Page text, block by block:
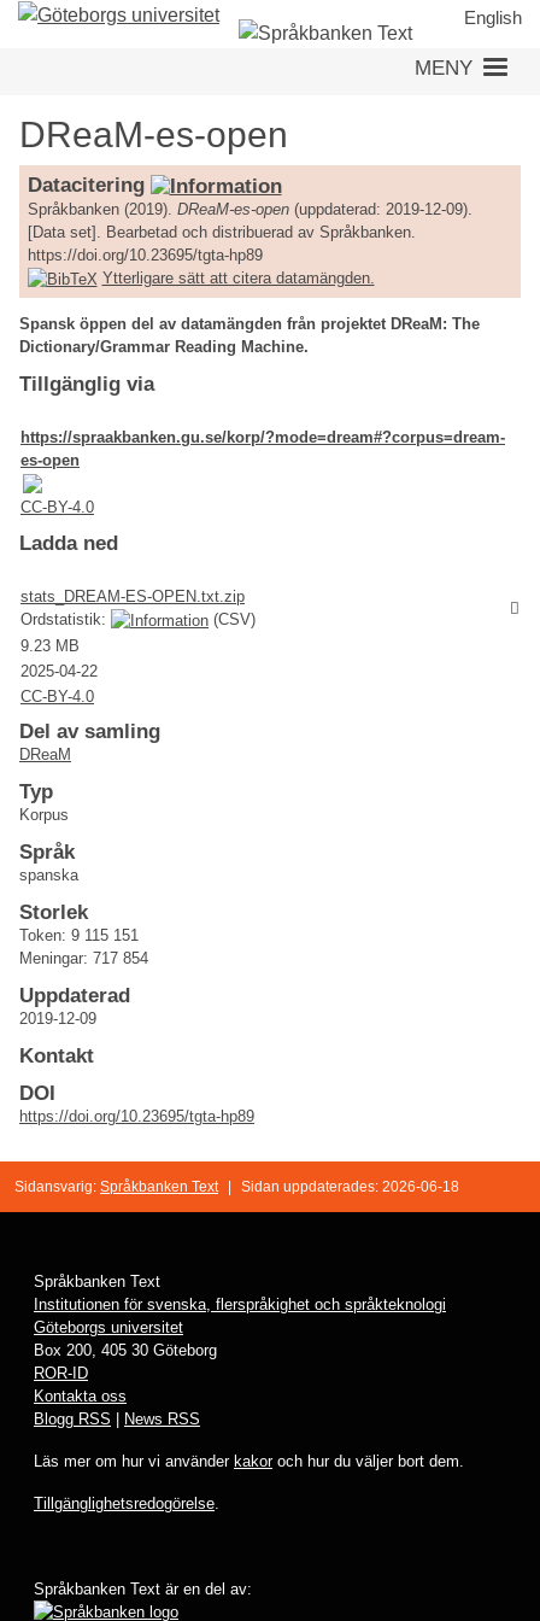
Hoppa
English
MENY
DReaM-es-open
Datacitering
Språkbanken (2019). DReaM-es-open(uppdaterad: 2019-12-09).
[Data set]. Bearbetad och distribuerad av Språkbanken.
https://doi.org/10.23695/tgta-hp89
Ytterligare sätt att citera datamängden.
Spansk öppen del av datamängden från projektet DReaM: The
Dictionary/Grammar Reading Machine.
Tillgänglig via
https://spraakbanken.gu.se/korp/?mode=dream#?corpus=dream-
es-open
CC-BY-4.0
Ladda ned
stats_DREAM-ES-OPEN.txt.zip
Ordstatistik:
(CSV)
9.23 MB
2025-04-22
CC-BY-4.0
Del av samling
DReaM
Typ
Korpus
Språk
spanska
Storlek
Token: 9 115 151
Meningar: 717 854
Uppdaterad
2019-12-09
Kontakt
DOI
https://doi.org/10.23695/tgta-hp89
Sidansvarig: Språkbanken Text Sidan uppdaterades: 2026-06-18
Språkbanken Text
Institutionen för svenska, flerspråkighet och språkteknologi
Göteborgs universitet
Box 200, 405 30 Göteborg
ROR-ID
Kontakta oss
Blogg RSS
News RSS
Läs mer om hur vi använder kakoroch hur du väljer bort dem.
Tillgänglighetsredogörelse.
Språkbanken Text är en del av: